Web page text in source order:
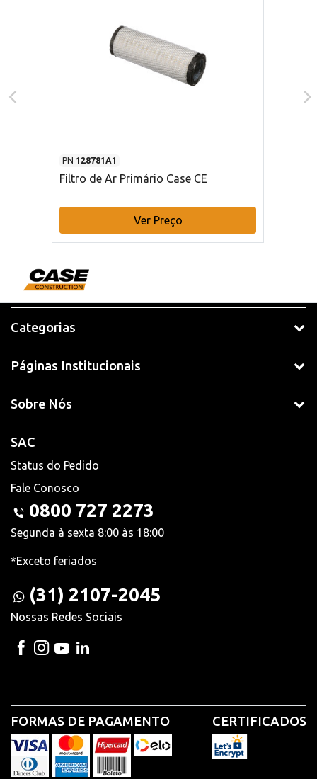
PN 128781A1
Filtro de Ar Primário Case CE
Ver Preço
Categorias
Páginas Institucionais
Sobre Nós
SAC
Status do Pedido
Fale Conosco
0800 727 2273
Segunda à sexta 8:00 às 18:00
*Exceto feriados
(31) 2107-2045
Nossas Redes Sociais
FORMAS DE PAGAMENTO CERTIFICADOS